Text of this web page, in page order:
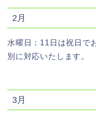
2月
水曜日：11日は祝日で
別に対応いたします。
3月